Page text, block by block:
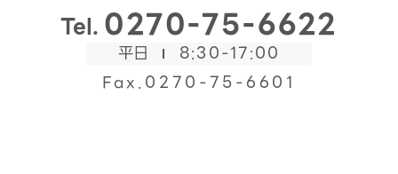
Tel. 0270-75-6622
平日
8:30-17:00
Fax.0270-75-6601